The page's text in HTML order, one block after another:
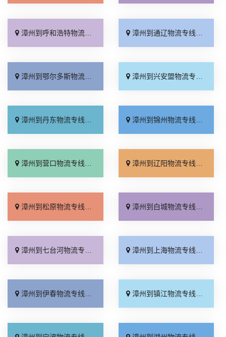
漳州到呼和浩特物流专线_全境派送「全程定位」 漳州到通辽物流专线_天天发车「来电咨询」
漳州到鄂尔多斯物流专线_要多少钱「运保时效」 漳州到兴安盟物流专线_资质齐全「合理收费」
漳州到丹东物流专线_专业可靠「计费标准」 漳州到锦州物流专线_合理收费「全程无虑」
漳州到营口物流专线_门到门配送「需要几天」 漳州到辽阳物流专线_直达到站「需要几天」
漳州到松原物流专线_快速直达「送货到门」 漳州到白城物流专线_市县派送「按时送达」
漳州到七台河物流专线_实时跟踪 「专线快运」 漳州到上海物流专线_门到门配送「市县闪送」
漳州到伊春物流专线_市县派送「一站式托运」 漳州到镇江物流专线_市县闪送「随叫随到」